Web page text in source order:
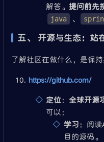
解答。 提问前先
java 、
五、 开源与生态：站
了解社区在做什么，是保
https://github.com/
定位： 全球开源
可以：
学习 ：阅
目的源码。